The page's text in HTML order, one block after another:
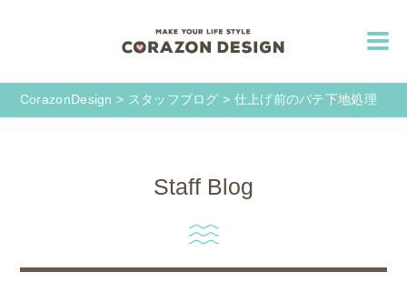
CorazonDesign > スタッフブログ > 仕上げ前のパテ下地処理
Staff Blog